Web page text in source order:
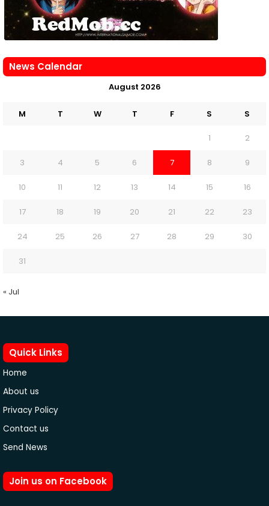
News Calendar
August 2026
M T W T F S S
1 2
3 4 5 6 7 8 9
10 11 12 13 14 15 16
17 18 19 20 21 22 23
24 25 26 27 28 29 30
31
« Jul
Quick Links
Home
About us
Privacy Policy
Contact us
Send News
Join us on Facebook